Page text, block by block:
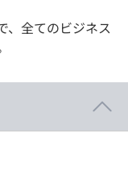
、全てのビジネス